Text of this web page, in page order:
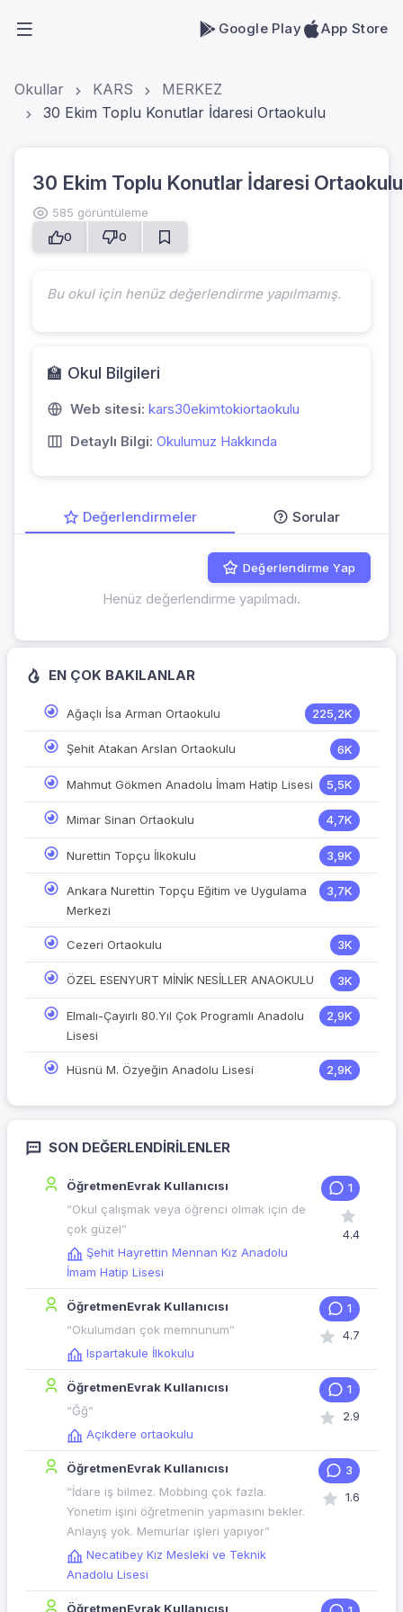
Google Play App Store
Okullar KARS
MERKEZ
30 Ekim Toplu Konutlar İdaresi Ortaokulu
30 Ekim Toplu Konutlar İdaresi Ortaokulu
585 görüntüleme
0
0
Bu okul için henüz değerlendirme yapılmamış.
🏫 Okul Bilgileri
Web sitesi: kars30ekimtokiortaokulu
Detaylı Bilgi: Okulumuz Hakkında
Değerlendirmeler Sorular
Değerlendirme Yap
Henüz değerlendirme yapılmadı.
EN ÇOK BAKILANLAR
Ağaçlı İsa Arman Ortaokulu 225,2K
Şehit Atakan Arslan Ortaokulu 6K
Mahmut Gökmen Anadolu İmam Hatip Lisesi 5,5K
Mimar Sinan Ortaokulu 4,7K
Nurettin Topçu İlkokulu 3,9K
Ankara Nurettin Topçu Eğitim ve Uygulama
Merkezi
3,7K
Cezeri Ortaokulu 3K
ÖZEL ESENYURT MİNİK NESİLLER ANAOKULU 3K
Elmalı-Çayırlı 80.Yıl Çok Programlı Anadolu
Lisesi
2,9K
Hüsnü M. Özyeğin Anadolu Lisesi 2,9K
SON DEĞERLENDIRILENLER
ÖğretmenEvrak Kullanıcısı
“Okul çalışmak veya öğrenci olmak için de
çok güzel”
Şehit Hayrettin Mennan Kız Anadolu
İmam Hatip Lisesi
1
4.4
ÖğretmenEvrak Kullanıcısı
“Okulumdan çok memnunum”
Ispartakule İlkokulu
1
4.7
ÖğretmenEvrak Kullanıcısı
“Ğğ”
Açıkdere ortaokulu
1
2.9
ÖğretmenEvrak Kullanıcısı
“İdare iş bilmez. Mobbing çok fazla.
Yönetim işini öğretmenin yapmasını bekler.
Anlayış yok. Memurlar işleri yapıyor”
Necatibey Kız Mesleki ve Teknik
Anadolu Lisesi
3
1.6
ÖğretmenEvrak Kullanıcısı